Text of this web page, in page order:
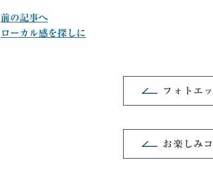
前の記事へ
ローカル感を探しに
フォトエ
お楽しみ